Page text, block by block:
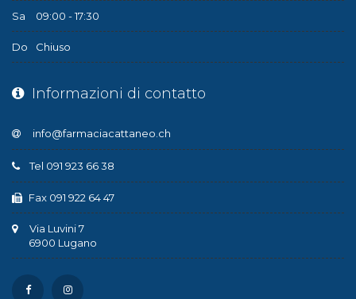
Sa 09:00 - 17:30
Do Chiuso
Informazioni di contatto
Tel 091 923 66 38
Fax 091 922 64 47
Via Luvini 7
6900 Lugano